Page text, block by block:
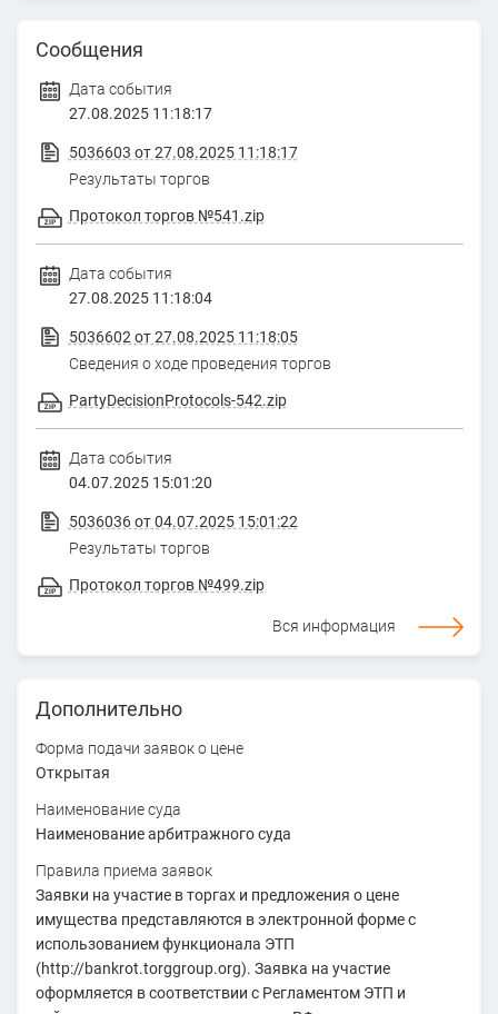
Сообщения
Дата события
27.08.2025 11:18:17
5036603 от 27.08.2025 11:18:17
Результаты торгов
Протокол торгов №541.zip
Дата события
27.08.2025 11:18:04
5036602 от 27.08.2025 11:18:05
Сведения о ходе проведения торгов
PartyDecisionProtocols-542.zip
Дата события
04.07.2025 15:01:20
5036036 от 04.07.2025 15:01:22
Результаты торгов
Протокол торгов №499.zip
Вся информация
Дополнительно
Форма подачи заявок о цене
Открытая
Наименование суда
Наименование арбитражного суда
Правила приема заявок
Заявки на участие в торгах и предложения о цене
имущества представляются в электронной форме с
использованием функционала ЭТП
(http://bankrot.torggroup.org). Заявка на участие
оформляется в соответствии с Регламентом ЭТП и